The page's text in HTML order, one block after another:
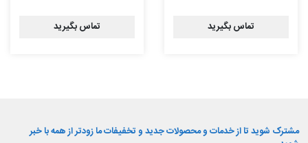
تماس بگیرید تماس بگیرید
مشترک شوید تا از خدمات و محصولات جدید و تخفیفات ما زودتر از همه با خبر